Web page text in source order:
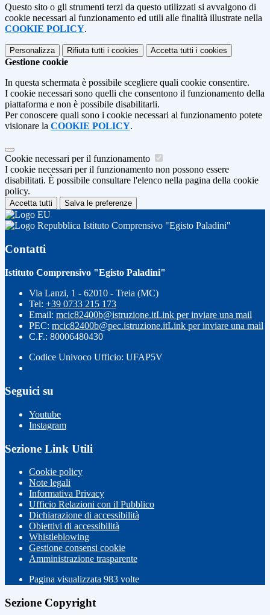
Questo sito o gli strumenti terzi da questo utilizzati si avvalgono di
cookie necessari al funzionamento ed utili alle finalità illustrate nella
COOKIE POLICY.
Personalizza Rifiuta tutti i cookies Accetta tutti i cookies
Gestione cookie
In questa schermata è possibile scegliere quali cookie consentire.
I cookie necessari sono quelli che consentono il funzionamento della
piattaforma e non è possibile disabilitarli.
Per conoscere quali sono i cookie necessari al funzionamento potete
visionare la COOKIE POLICY.
Cookie necessari per il funzionamento
I cookie necessari per il funzionamento non possono essere
disabilitati. È possibile consultare l'elenco nella pagina della cookie
policy.
Accetta tutti Salva le preferenze
Istituto Comprensivo "Egisto Paladini"
Contatti
Istituto Comprensivo "Egisto Paladini"
Via Lanzi, 1 - 62010 - Treia (MC)
Tel: +39 0733 215 173
Email: mcic82400b@istruzione.itLink per inviare una mail
PEC: mcic82400b@pec.istruzione.itLink per inviare una mail
C.F.: 80006480430
Codice Univoco Ufficio: UFAP5V
Seguici su
Youtube
Instagram
Sezione Link Utili
Cookie policy
Note legali
Informativa Privacy
Ufficio Relazioni con il Pubblico
Dichiarazione di accessibilità
Obiettivi di accessibilità
Whistleblowing
Gestione consensi cookie
Amministrazione trasparente
Pagina visualizzata 983 volte
Sezione Copyright